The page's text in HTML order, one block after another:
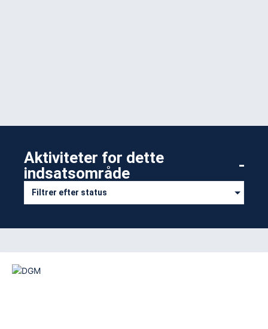
Aktiviteter for dette
indsatsområde​
Filtrer efter status